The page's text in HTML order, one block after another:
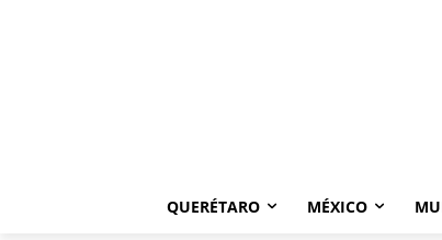
QUERÉTARO MÉXICO